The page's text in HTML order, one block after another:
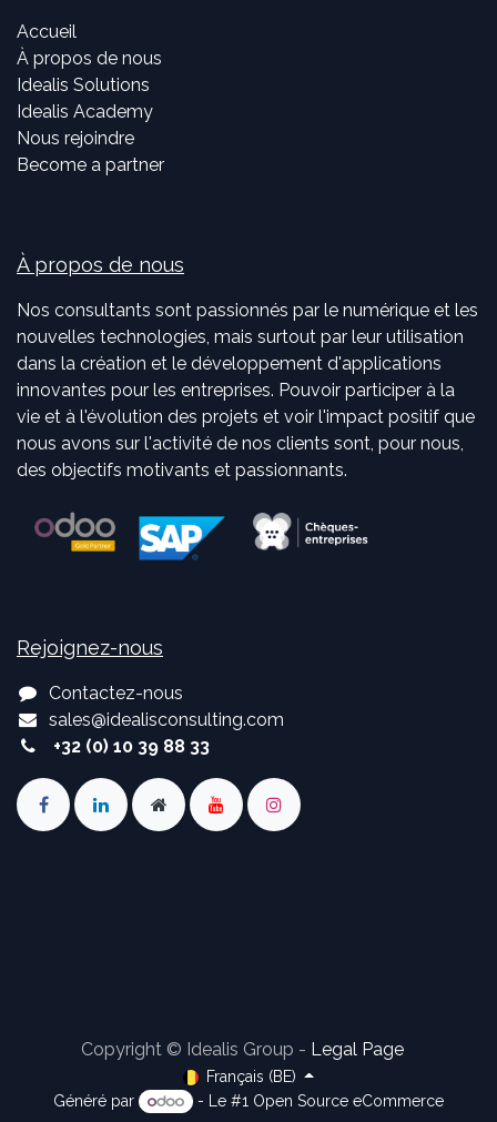
Accueil
À propos de nous
Idealis Solutions
Idealis Academy
Nous rejoindre
Become a partner
À propos de nous
Nos consultants sont passionnés par le numérique et les
nouvelles technologies, mais surtout par leur utilisation
dans la création et le développement d'applications
innovantes pour les entreprises. Pouvoir participer à la
vie et à l'évolution des projets et voir l'impact positif que
nous avons sur l'activité de nos clients sont, pour nous,
des objectifs motivants et passionnants.
Rejoignez-nous
Contactez-nous
sales@idealisconsulting.com
+32 (0) 10 39 88 33
Copyright © Idealis Group - Legal Page
Français (BE)
Généré par
- Le #1 Open Source eCommerce